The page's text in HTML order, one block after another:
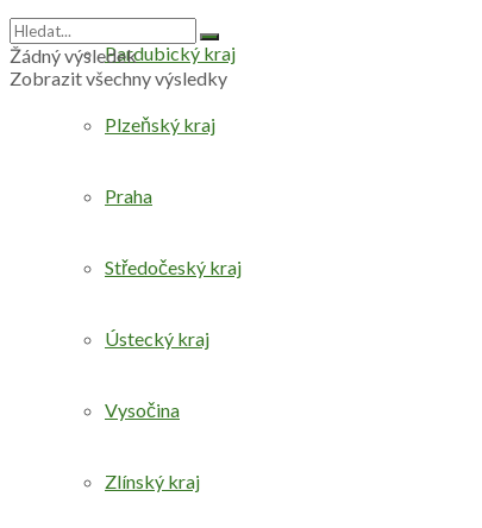
Pardubický kraj
Plzeňský kraj
Praha
Středočeský kraj
Ústecký kraj
Vysočina
Zlínský kraj
Žádný výsledek
Zobrazit všechny výsledky